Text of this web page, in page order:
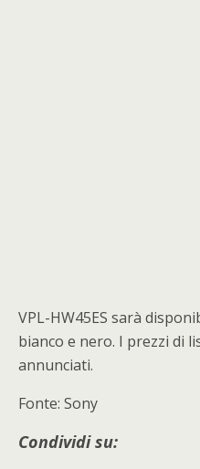
VPL-HW45ES sarà
bianco e nero. I prezzi di
annunciati.
Fonte: Sony
Condividi su: